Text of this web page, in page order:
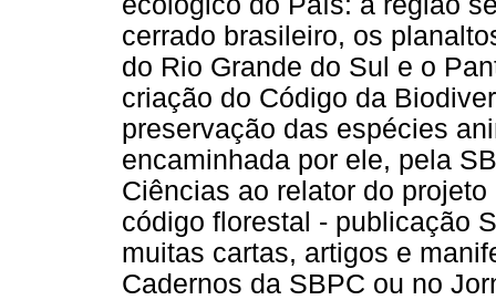
cerrado brasileiro, os
do Rio Grande do Sul e o
criação do Código da
preservação das espécies
encaminhada por ele, pela
Ciências ao relator do
código florestal - publicação
muitas cartas, artigos e
Cadernos da SBPC ou no